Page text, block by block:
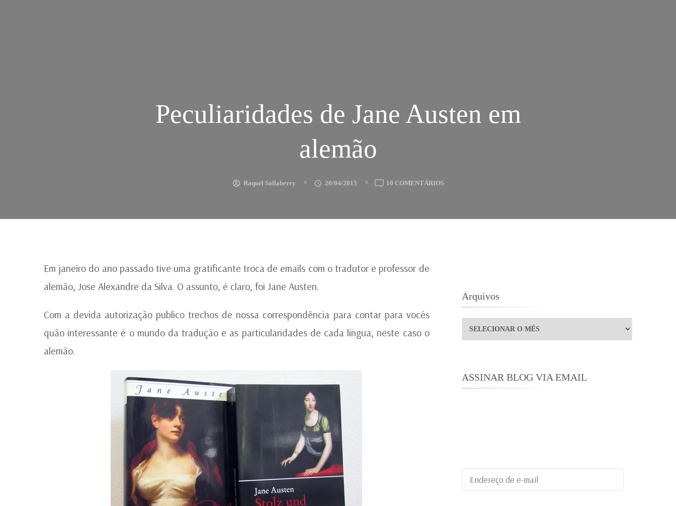
Peculiaridades de Jane Austen em
alemão
Raquel Sallaberry 20/04/2015 10 COMENTÁRIOSEM
JANE
Em janeiro do ano passado tive uma gratificante troca de emails com o tradutor e professor de
alemão, Jose Alexandre da Silva. O assunto, é claro, foi Jane Austen.
Com a devida autorização publico trechos de nossa correspondência para contar para vocês
quão interessante é o mundo da tradução e as particularidades de cada língua, neste caso o
alemão.
Arquivos
Arquivos
ASSINAR BLOG VIA EMAIL
Endereço
de